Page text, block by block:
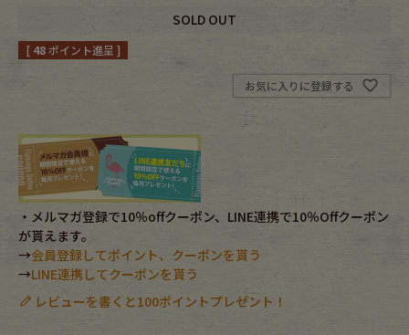
小物・アクセサリーから探す
Eye Wear
Bag
Accessory
Belt
SOLD OUT
[ 48ポイント進呈 ]
お気に入りに登録する
・メルマガ登録で10％offクーポン、LINE連携で10％Offクーポン
が貰えます。
→会員登録してポイント、クーポンを貰う
→LINE連携してクーポンを貰う
レビューを書くと100ポイントプレゼント！